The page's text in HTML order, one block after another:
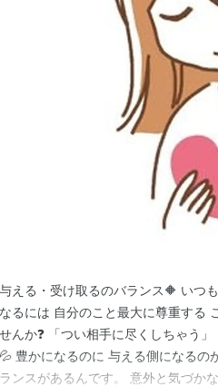
える・受け取るのバランス🔶 いつ
るには 自分のこと最大に尊重する
んか❓ 「つい相手に尽くしちゃう
豊かになるのに 与える側になるの
ンスがあるんです。 意外と気づか